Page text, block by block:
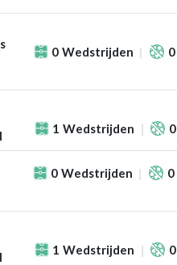
0 Wedstrijden 0
1 Wedstrijden 0
0 Wedstrijden 0
1 Wedstrijden 0